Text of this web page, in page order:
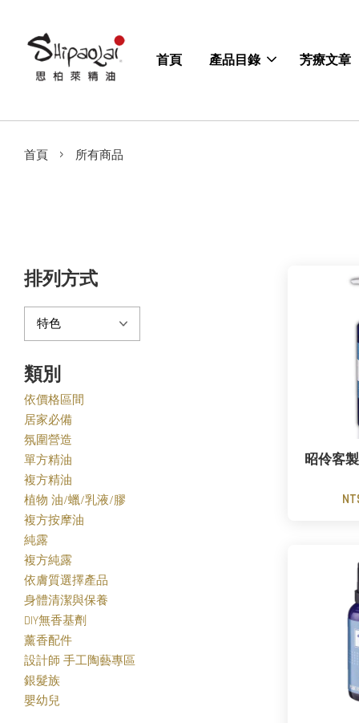
首頁 產品目錄 芳療文章
首頁 › 所有商品
排列方式
類別
依價格區間
居家必備
氛圍營造
單方精油
複方精油
植物 油/蠟/乳液/膠
複方按摩油
純露
複方純露
依膚質選擇產品
身體清潔與保養
DIY無香基劑
薰香配件
設計師 手工陶藝專區
銀髮族
嬰幼兒
昭伶客